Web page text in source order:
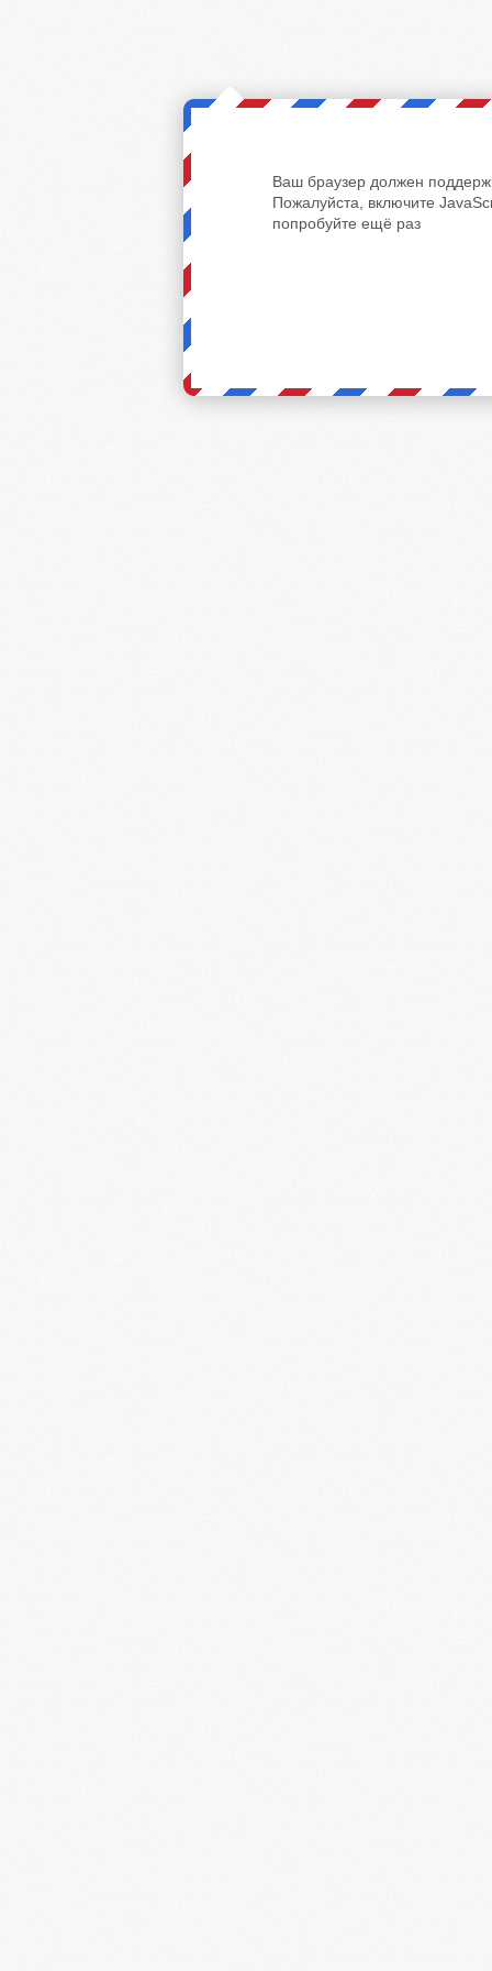
Ваш браузер должен
Пожалуйста, включите
попробуйте ещё раз